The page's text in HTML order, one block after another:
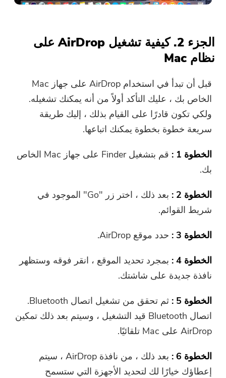
الجزء 2. كيفية تشغيل AirDrop على
نظام Mac
قبل أن تبدأ في استخدام AirDrop على جهاز Mac
الخاص بك ، عليك التأكد أولاً من أنه يمكنك تشغيله.
ولكي تكون قادرًا على القيام بذلك ، إليك طريقة
سريعة خطوة بخطوة يمكنك اتباعها.
الخطوة 1 :
قم بتشغيل Finder على جهاز Mac الخاص
بك.
الخطوة 2 :
بعد ذلك ، اختر زر "Go" الموجود في
شريط القوائم.
الخطوة 3 : حدد موقع AirDrop.
الخطوة 4 :
بمجرد تحديد الموقع ، انقر فوقه وستظهر
نافذة جديدة على شاشتك.
الخطوة 5 :
ثم تحقق من تشغيل اتصال Bluetooth.
اتصال Bluetooth قيد التشغيل ، وسيتم بعد ذلك تمكين
AirDrop على Mac تلقائيًا.
الخطوة 6 :
بعد ذلك ، من نافذة AirDrop ، سيتم
إعطاؤك خيارًا لك لتحديد الأجهزة التي ستسمح